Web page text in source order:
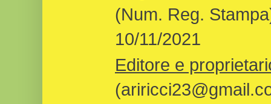
(Num. Reg.
10/11/2021
Editore e